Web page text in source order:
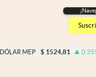
DÓLAR MEP $ 1524,81 0.35